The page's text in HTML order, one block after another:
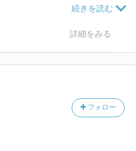
詳細をみる
フォロー